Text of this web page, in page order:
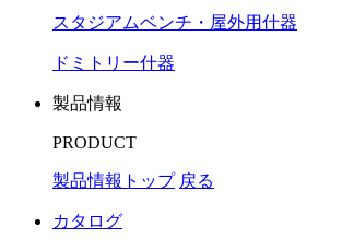
スタジアムベンチ・屋外用什器
ドミトリー什器
製品情報
PRODUCT
製品情報トップ 戻る
カタログ